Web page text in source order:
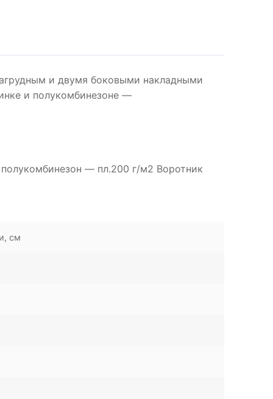
и двумя боковыми накладными
и полукомбинезоне —
— пл.200 г/м2 Воротник
см